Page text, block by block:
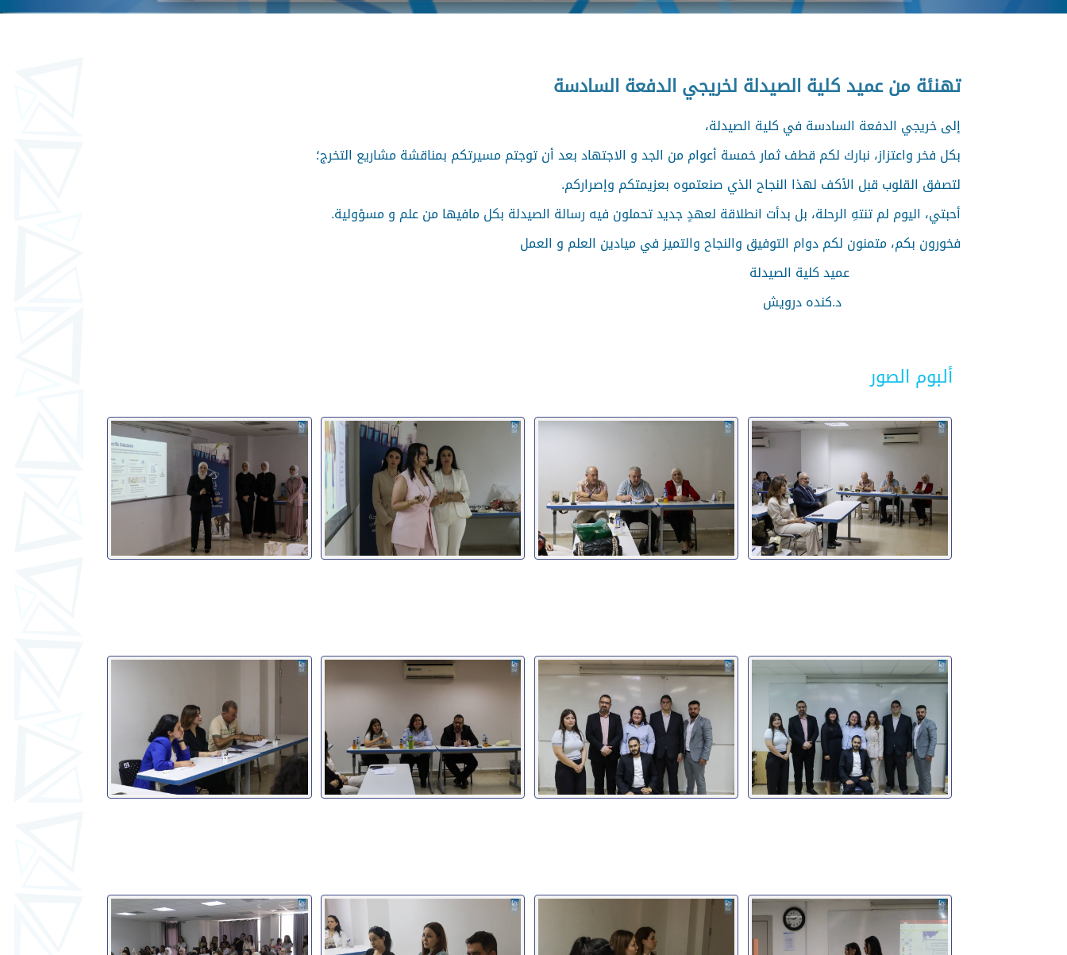
تهنئة من عميد كلية الصيدلة لخريجي الدفعة السادسة
إلى خريجي الدفعة السادسة في كلية الصيدلة،
بكل فخر واعتزاز، نبارك لكم قطف ثمار خمسة أعوام من الجد و الاجتهاد بعد أن توجتم مسيرتكم بمناقشة مشاريع التخرج؛
لتصفق القلوب قبل الأكف لهذا النجاح الذي صنعتموه بعزيمتكم وإصراركم.
أحبتي، اليوم لم تنتهِ الرحلة، بل بدأت انطلاقة لعهدٍ جديد تحملون فيه رسالة الصيدلة بكل مافيها من علم و مسؤولية.
فخورون بكم، متمنون لكم دوام التوفيق والنجاح والتميز في ميادين العلم و العمل
عميد كلية الصيدلة
د.كنده درويش
ألبوم الصور